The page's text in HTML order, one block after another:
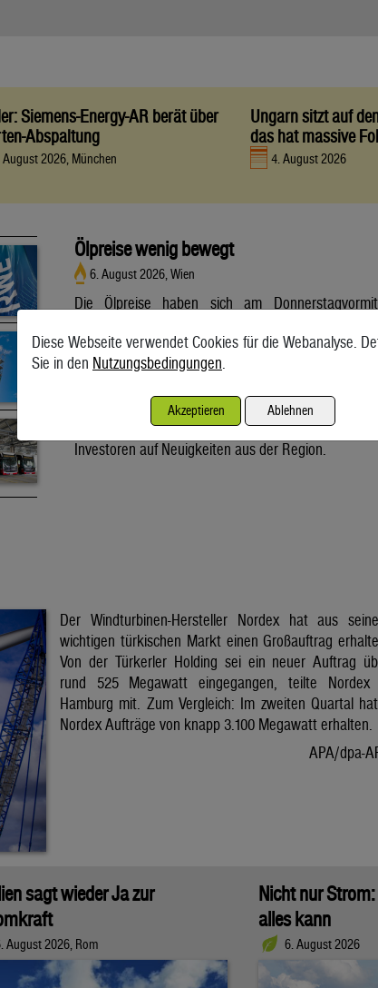
Siemens-Energy-AR berät über
Abspaltung
August 2026, München
Ungarn sitzt auf
das hat massive
4. August 2026
Ölpreise wenig bewegt
6. August 2026, Wien
Die Ölpreise haben sich am
Brent aus der Nordsee mit Lieferung Oktober
Vormittag 79,75 US-Dollar und damit 0,4 Prozent
80 Dollar. Unter diese ist er am Dienstag wegen
auf eine Lösung im Iran-Krieg gesunken.
Investoren auf Neuigkeiten aus der Region.
Der Windturbinen-Hersteller Nordex hat aus
wichtigen türkischen Markt einen Großauftrag
Von der Türkerler Holding sei ein neuer Auftrag
rund 525 Megawatt eingegangen, teilte Nordex
Hamburg mit. Zum Vergleich: Im zweiten Quartal
Nordex Aufträge von knapp 3.100 Megawatt erhalten.
APA/dpa-
sagt wieder Ja zur
August 2026, Rom
Nicht nur
alles kann
6. August 2026
Diese Webseite verwendet Cookies für die Webanalyse.
Sie in den Nutzungsbedingungen.
Akzeptieren Ablehnen